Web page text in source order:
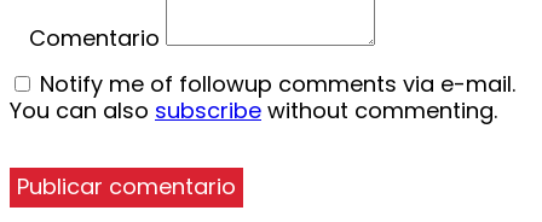
Comentario
Notify me of followup comments via e-mail.
You can also subscribe without commenting.